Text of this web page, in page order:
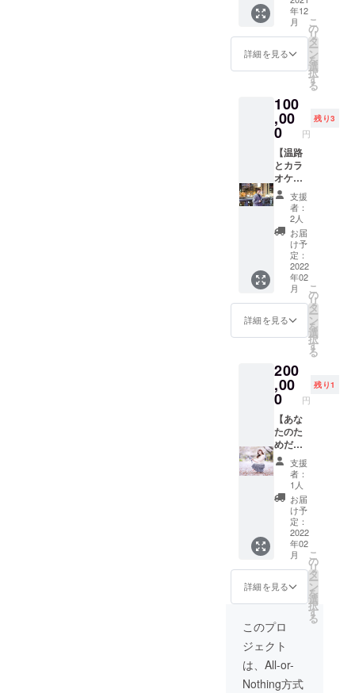
ズ『カ
レン
ダー』
(2022年
ファン
ディン
グ限定
グッ
ズ T
シャツ
◾︎完成し
たアル
バムを
最短で
お届け
(サイン
入り) ◾︎
完成し
たアル
バムに
クレ
ジット
いお名
前を記
載して
下さ
い！
ンディ
ング活
動報告
◾︎お礼
メッ
セージ
新グッ
ズ「カ
レン
ダー』
(2022年
1月始ま
り) ◾︎ク
ラウド
ファン
ディン
グ限定
トート
バック
(直筆) ◾︎
クラウ
ドファ
ンディ
ング限
定Tシャ
ツ ◾︎完
アルバ
ムを最
短でお
届け(サ
イン入
り) ◾︎完
成した
アルバ
ムにク
レジッ
ト ※備
考欄に
載せて
ほしい
お名前
を記載
して下
さい！
◾︎ クラ
ウド
ファン
ディン
グメイ
キング
映像 ◾︎
温路1st
年12
月
詳細を見る
こ
の
リ
タ
ー
ン
を
選
択
す
る
100
,00
0 円
残り3
【温路
とカラ
オケ
デート
❤︎】プ
ラン ◾︎
クラウ
ドファ
ンディ
ング活
動報告
◾︎お礼
メッ
セージ
動画 ◾︎
新グッ
レン
ダー』
(2022年
1月始ま
り) ◾︎新
グッズ
『缶
バッ
チ』 ◾︎
クラウ
ドファ
ンディ
ング限
定トー
トバッ
ク(直筆)
◾︎クラウ
ドファ
ンディ
ング限
定Tシャ
ツ ◾︎完
成した
アルバ
ムを最
短でお
支援
者：
2人
お届
け予
定：
2022
年02
月
詳細を見る
こ
の
リ
タ
ー
ン
を
選
択
す
る
200
,00
0 円
残り1
【あな
たのた
めだけ
に歌い
ます。
マン
ツーマ
ンライ
ブ！】
プラン
◾︎クラウ
ドファ
ンディ
ング活
動報告
◾︎お礼
メッ
セージ
動画 ◾︎
新グッ
ズ『カ
レン
支援
者：
1人
お届
け予
定：
2022
年02
月
詳細を見る
こ
の
リ
タ
ー
ン
を
選
択
す
る
このプロ
ジェクト
は、All-or-
Nothing方式